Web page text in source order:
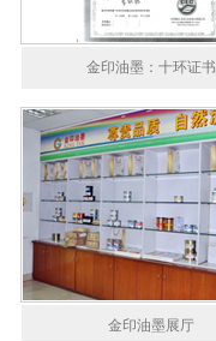
金印油墨：十环证书
金印油墨展厅